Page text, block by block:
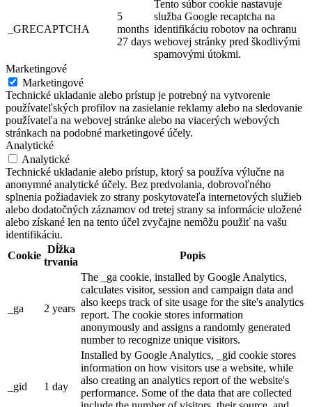
_GRECAPTCHA
5
months
27 days
Tento súbor cookie nastavuje
služba Google recaptcha na
identifikáciu robotov na ochranu
webovej stránky pred škodlivými
spamovými útokmi.
Marketingové
Marketingové
Technické ukladanie alebo prístup je potrebný na vytvorenie
používateľských profilov na zasielanie reklamy alebo na sledovanie
používateľa na webovej stránke alebo na viacerých webových
stránkach na podobné marketingové účely.
Analytické
Analytické
Technické ukladanie alebo prístup, ktorý sa používa výlučne na
anonymné analytické účely. Bez predvolania, dobrovoľného
splnenia požiadaviek zo strany poskytovateľa internetových služieb
alebo dodatočných záznamov od tretej strany sa informácie uložené
alebo získané len na tento účel zvyčajne nemôžu použiť na vašu
identifikáciu.
Cookie
Dĺžka
trvania
Popis
_ga 2 years
The _ga cookie, installed by Google Analytics,
calculates visitor, session and campaign data and
also keeps track of site usage for the site's analytics
report. The cookie stores information
anonymously and assigns a randomly generated
number to recognize unique visitors.
_gid 1 day
Installed by Google Analytics, _gid cookie stores
information on how visitors use a website, while
also creating an analytics report of the website's
performance. Some of the data that are collected